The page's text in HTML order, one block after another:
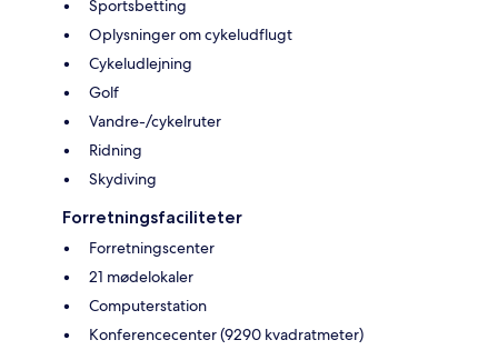
Sportsbetting
Oplysninger om cykeludflugt
Cykeludlejning
Golf
Vandre-/cykelruter
Ridning
Skydiving
Forretningsfaciliteter
Forretningscenter
21 mødelokaler
Computerstation
Konferencecenter (9290 kvadratmeter)